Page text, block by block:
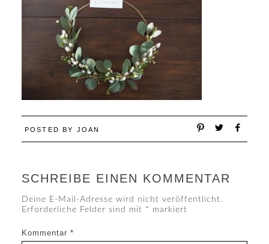
POSTED BY JOAN
SCHREIBE EINEN KOMMENTAR
Deine E-Mail-Adresse wird nicht veröffentlicht.
Erforderliche Felder sind mit * markiert
Kommentar *